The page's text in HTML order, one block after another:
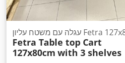
Fetra Table top Cart
127x80cm with 3 shelves